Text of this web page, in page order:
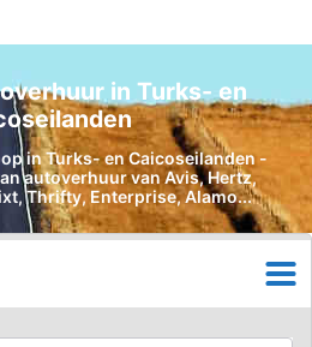
in Turks- en
in Turks- en Caicoseilanden -
autoverhuur van Avis, Hertz,
Thrifty, Enterprise, Alamo...